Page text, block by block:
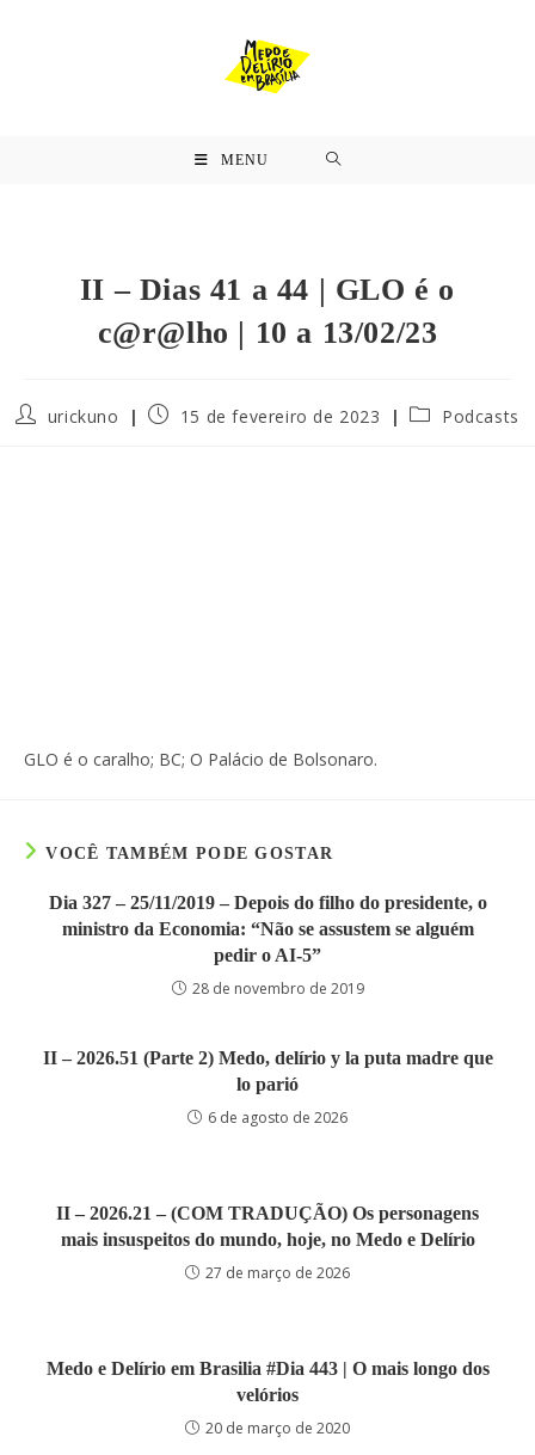
MENU
II – Dias 41 a 44 | GLO é o
c@r@lho | 10 a 13/02/23
urickuno 15 de fevereiro de 2023 Podcasts
GLO é o caralho; BC; O Palácio de Bolsonaro.
VOCÊ TAMBÉM PODE GOSTAR
Dia 327 – 25/11/2019 – Depois do filho do presidente, o
ministro da Economia: “Não se assustem se alguém
pedir o AI-5”
28 de novembro de 2019
II – 2026.51 (Parte 2) Medo, delírio y la puta madre que
lo parió
6 de agosto de 2026
II – 2026.21 – (COM TRADUÇÃO) Os personagens
mais insuspeitos do mundo, hoje, no Medo e Delírio
27 de março de 2026
Medo e Delírio em Brasilia #Dia 443 | O mais longo dos
velórios
20 de março de 2020